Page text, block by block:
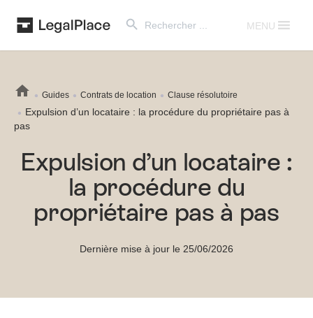
for:
MENU
Guides Contrats de location Clause résolutoire
Expulsion d’un locataire : la procédure du propriétaire pas à
pas
Expulsion d’un locataire :
la procédure du
propriétaire pas à pas
Dernière mise à jour le 25/06/2026